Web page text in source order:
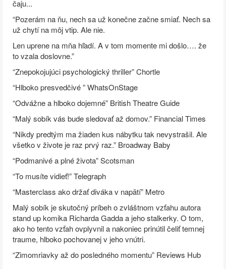
čaju...
“Pozerám na ňu, nech sa už konečne začne smiať. Nech sa
už chytí na môj vtip. Ale nie.
Len uprene na mňa hľadí. A v tom momente mi došlo…. že
to vzala doslovne.”
“Znepokojujúci psychologický thriller” Chortle
“Hlboko presvedčivé ” WhatsOnStage
“Odvážne a hlboko dojemné” British Theatre Guide
“Malý sobík vás bude sledovať až domov.” Financial Times
“Nikdy predtým ma žiaden kus nábytku tak nevystrašil. Ale
všetko v živote je raz prvý raz.” Broadway Baby
“Podmanivé a plné života” Scotsman
“To musíte vidieť!” Telegraph
“Masterclass ako držať diváka v napätí” Metro
Malý sobík je skutočný príbeh o zvláštnom vzťahu autora
stand up komika Richarda Gadda a jeho stalkerky. O tom,
ako ho tento vzťah ovplyvnil a nakoniec prinútil čeliť temnej
traume, hlboko pochovanej v jeho vnútri.
“Zimomriavky až do posledného momentu” Reviews Hub